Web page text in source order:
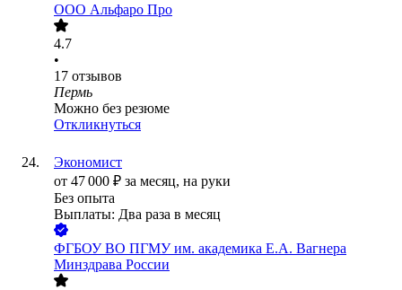
ООО Альфаро Про
4.7
•
17 отзывов
Пермь
Можно без резюме
Откликнуться
Экономист
от 47 000 ₽ за месяц, на руки
Без опыта
Выплаты: Два раза в месяц
ФГБОУ ВО ПГМУ им. академика Е.А. Вагнера
Минздрава России